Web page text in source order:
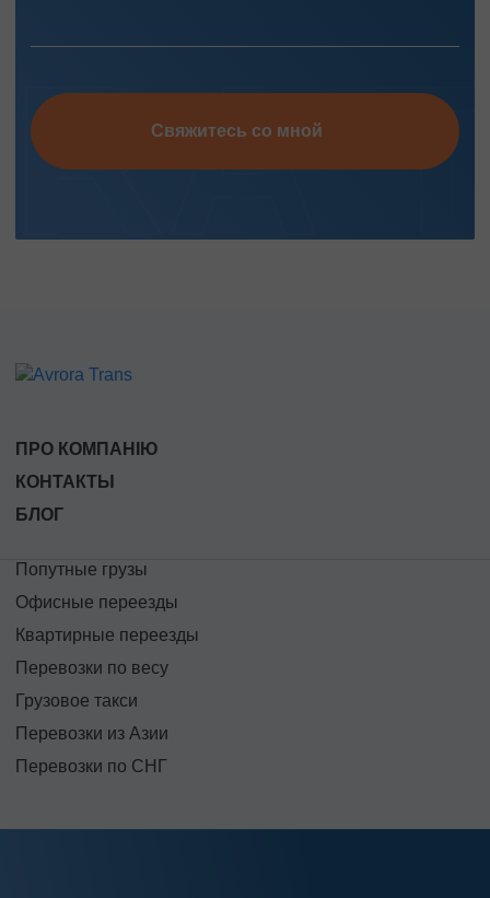
Свяжитесь со мной
ПРО КОМПАНІЮ
КОНТАКТЫ
БЛОГ
Попутные грузы
Офисные переезды
Квартирные переезды
Перевозки по весу
Грузовое такси
Перевозки из Азии
Перевозки по СНГ